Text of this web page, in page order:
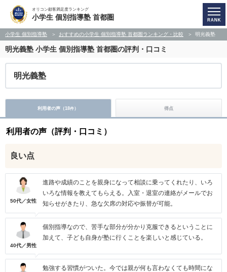
オリコン顧客満足度ランキング
小学生 個別指導塾 首都圏
小学生 個別指導塾 おすすめの小学生 個別指導塾 首都圏ランキング・比較 明光義塾
明光義塾 小学生 個別指導塾 首都圏の評判・口コミ
明光義塾
利用者の声（18件） 得点
利用者の声（評判・口コミ）
良い点
50代／女性
進路や成績のことを親身になって相談に乗ってくれたり、いろ
いろな情報を教えてもらえる。入室・退室の連絡がメールでお
知らせがきたり、急な欠席の対応や振替が可能。
40代／男性
個別指導なので、苦手な部分が分かり克服できるということに
加えて、子ども自身が塾に行くことを楽しいと感じている。
勉強する習慣がついた。今では親が何も言わなくても時間にな